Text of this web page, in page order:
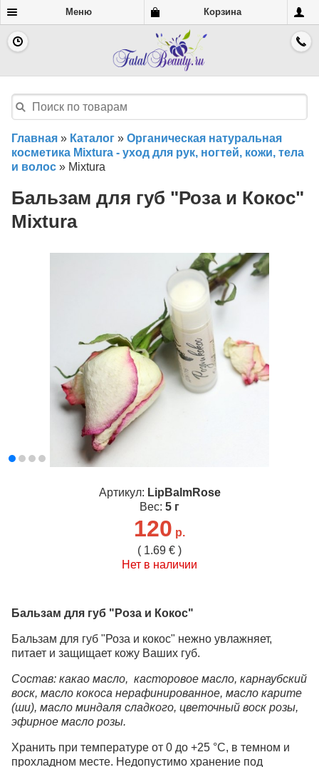
Меню Корзина
Главная » Каталог » Органическая натуральная
косметика Mixtura - уход для рук, ногтей, кожи, тела
и волос » Mixtura
Бальзам для губ "Роза и Кокос"
Mixtura
Артикул: LipBalmRose
Вес: 5 г
120 р.
( 1.69 € )
Нет в наличии
Бальзам для губ "Роза и Кокос"
Бальзам для губ "Роза и кокос" нежно увлажняет,
питает и защищает кожу Ваших губ.
Состав: какао масло, касторовое масло, карнаубский
воск, масло кокоса нерафинированное, масло карите
(ши), масло миндаля сладкого, цветочный воск розы,
эфирное масло розы.
Хранить при температуре от 0 до +25 °С, в темном и
прохладном месте. Недопустимо хранение под